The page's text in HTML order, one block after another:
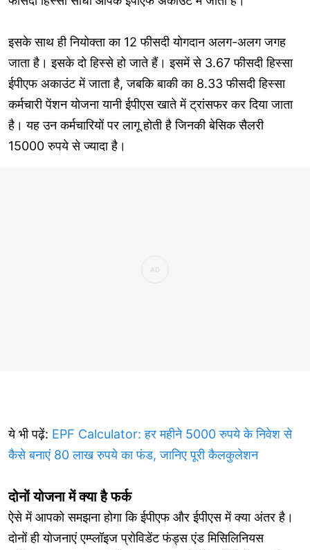
इसके साथ ही नियोक्ता का 12 फीसदी योगदान अलग-अलग जगह
जाता है। इसके दो हिस्से हो जाते हैं। इसमें से 3.67 फीसदी हिस्सा
ईपीएफ अकाउंट में जाता है, जबकि बाकी का 8.33 फीसदी हिस्सा
कर्मचारी पेंशन योजना यानी ईपीएस खाते में ट्रांसफर कर दिया जाता
है। यह उन कर्मचारियों पर लागू होती है जिनकी बेसिक सैलरी
15000 रुपये से ज्यादा है।
ये भी पढ़ें: EPF Calculator: हर महीने 5000 रुपये के निवेश से
कैसे बनाएं 80 लाख रुपये का फंड, जानिए पूरी कैलकुलेशन
दोनों योजना में क्या है फर्क
ऐसे में आपको समझना होगा कि ईपीएफ और ईपीएस में क्या अंतर है।
दोनों ही योजनाएं एम्प्लॉइज प्रोविडेंट फंड्स एंड मिसिलिनियस